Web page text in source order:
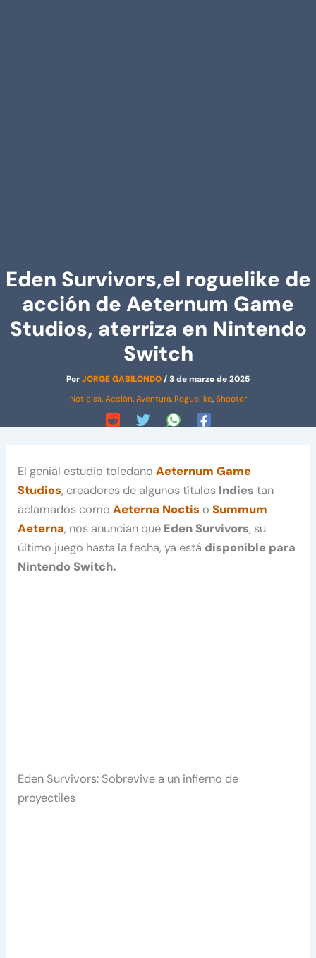
Eden Survivors,el roguelike de
acción de Aeternum Game
Studios, aterriza en Nintendo
Switch
PorJORGE GABILONDO/3 de marzo de 2025
Noticias,Acción,Aventura, Roguelike,Shooter
El genial estudio toledanoAeternum Game
Studios, creadores de algunos títulos Indies tan
aclamados comoAeterna Noctis oSummum
Aeterna, nos anuncian que Eden Survivors, su
último juego hasta la fecha, ya está disponible para
Nintendo Switch.
Eden Survivors: Sobrevive a un infierno de
proyectiles